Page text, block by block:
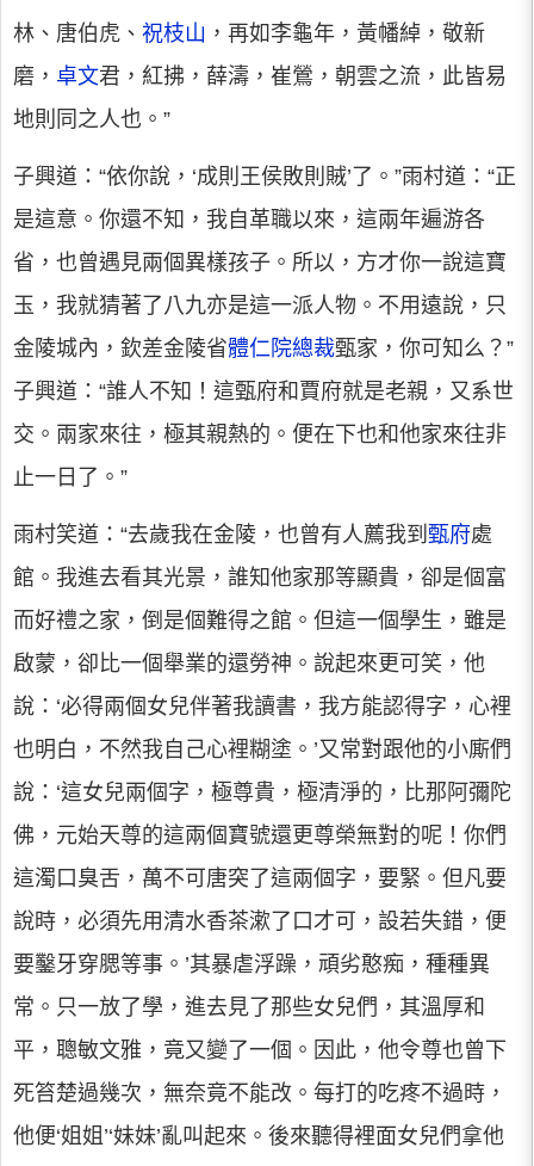
林、唐伯虎、 祝枝山 ，再如李龜年，黃幡綽，敬新
磨， 卓文君，紅拂，薛濤，崔鶯，朝雲之流，此皆易
地則同之人也。”
子興道：“依你說，‘成則王侯敗則賊’了。”雨村道：“正
是這意。你還不知，我自革職以來，這兩年遍游各
省，也曾遇見兩個異樣孩子。所以，方才你一說這寶
玉，我就猜著了八九亦是這一派人物。不用遠說，只
金陵城內，欽差金陵省體仁院總裁甄家，你可知么？”
子興道：“誰人不知！這甄府和賈府就是老親，又系世
交。兩家來往，極其親熱的。便在下也和他家來往非
止一日了。”
雨村笑道：“去歲我在金陵，也曾有人薦我到 甄府處
館。我進去看其光景，誰知他家那等顯貴，卻是個富
而好禮之家，倒是個難得之館。但這一個學生，雖是
啟蒙，卻比一個舉業的還勞神。說起來更可笑，他
說：‘必得兩個女兒伴著我讀書，我方能認得字，心裡
也明白，不然我自己心裡糊塗。’又常對跟他的小廝們
說：‘這女兒兩個字，極尊貴，極清淨的，比那阿彌陀
佛，元始天尊的這兩個寶號還更尊榮無對的呢！你們
這濁口臭舌，萬不可唐突了這兩個字，要緊。但凡要
說時，必須先用清水香茶漱了口才可，設若失錯，便
要鑿牙穿腮等事。’其暴虐浮躁，頑劣憨痴，種種異
常。只一放了學，進去見了那些女兒們，其溫厚和
平，聰敏文雅，竟又變了一個。因此，他令尊也曾下
死笞楚過幾次，無奈竟不能改。每打的吃疼不過時，
他便‘姐姐’‘妹妹’亂叫起來。後來聽得裡面女兒們拿他